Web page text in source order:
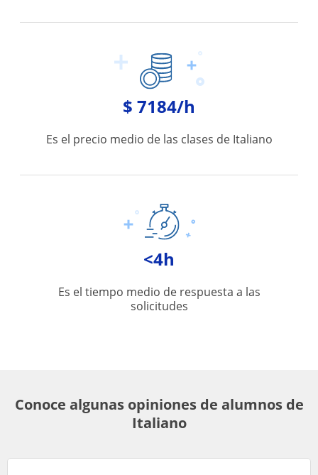
$ 7184/h
Es el precio medio de las clases de Italiano
<4h
Es el tiempo medio de respuesta a las
solicitudes
Conoce algunas opiniones de alumnos de
Italiano